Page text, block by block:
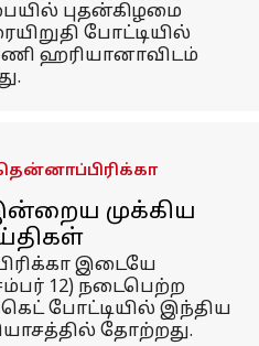
புதன்கிழமை
போட்டியில்
ஹரியானாவிடம்
இன்றைய முக்கிய
இடையே
12) நடைபெற்ற
போட்டியில் இந்திய
தோற்றது.